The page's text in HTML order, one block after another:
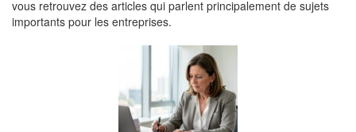
vous retrouvez des articles qui parlent principalement de sujets
importants pour les entreprises.